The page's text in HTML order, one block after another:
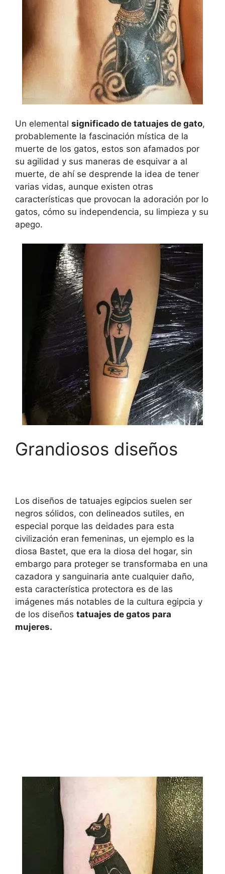
Un elemental significado de tatuajes de gato,
probablemente la fascinación mística de la
muerte de los gatos, estos son afamados por
su agilidad y sus maneras de esquivar a al
muerte, de ahí se desprende la idea de tener
varias vidas, aunque existen otras
características que provocan la adoración por lo
gatos, cómo su independencia, su limpieza y su
apego.
Grandiosos diseños
Los diseños de tatuajes egipcios suelen ser
negros sólidos, con delineados sutiles, en
especial porque las deidades para esta
civilización eran femeninas, un ejemplo es la
diosa Bastet, que era la diosa del hogar, sin
embargo para proteger se transformaba en una
cazadora y sanguinaria ante cualquier daño,
esta característica protectora es de las
imágenes más notables de la cultura egipcia y
de los diseños tatuajes de gatos para
mujeres.